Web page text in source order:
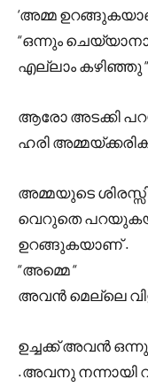
‘അമ്മ
“ഒന്നും
എല്ലാം കഴിഞ്ഞു “
ആരോ അടക്കി
ഹരി
അമ്മയുടെ
വെറുതെ
ഉറങ്ങുകയാണ് .
“അമ്മെ “
അവൻ മെല്ലെ
ഉച്ചക്ക് അവൻ ഒന്നും
.അവനു നന്നായി